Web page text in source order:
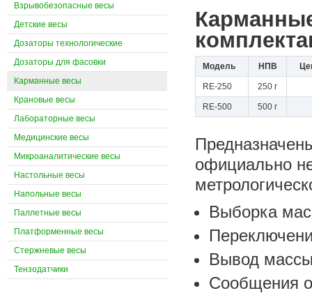
Модель НПВ
RE-250 250 г
RE-500 500 г
официально
Выборка
Вывод
Сообщения
Взрывобезопасные весы
Детские весы
Дозаторы технологические
Дозаторы для фасовки
Карманные весы
Крановые весы
Лабораторные весы
Медицинские весы
Микроаналитические весы
Настольные весы
Напольные весы
Паллетные весы
Платформенные весы
Стержневые весы
Тензодатчики